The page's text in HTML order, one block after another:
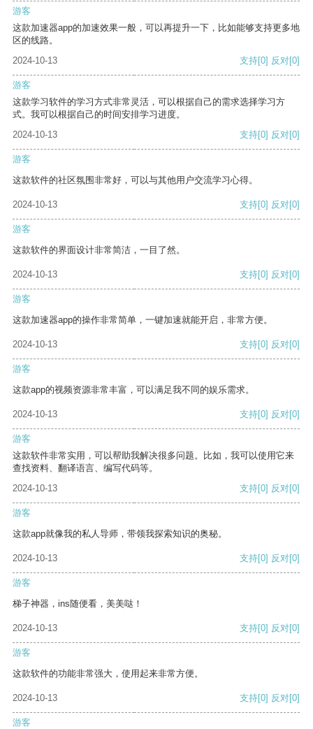
游客
这款加速器app的加速效果一般，可以再提升一下，比如能够支持更多地
区的线路。
2024-10-13
支持[0] 反对[0]
游客
这款学习软件的学习方式非常灵活，可以根据自己的需求选择学习方
式。我可以根据自己的时间安排学习进度。
2024-10-13
支持[0] 反对[0]
游客
这款软件的社区氛围非常好，可以与其他用户交流学习心得。
2024-10-13 支持[0] 反对[0]
游客
这款软件的界面设计非常简洁，一目了然。
2024-10-13 支持[0] 反对[0]
游客
这款加速器app的操作非常简单，一键加速就能开启，非常方便。
2024-10-13 支持[0] 反对[0]
游客
这款app的视频资源非常丰富，可以满足我不同的娱乐需求。
2024-10-13 支持[0] 反对[0]
游客
这款软件非常实用，可以帮助我解决很多问题。比如，我可以使用它来
查找资料、翻译语言、编写代码等。
2024-10-13
支持[0] 反对[0]
游客
这款app就像我的私人导师，带领我探索知识的奥秘。
2024-10-13 支持[0] 反对[0]
游客
梯子神器，ins随便看，美美哒！
2024-10-13 支持[0] 反对[0]
游客
这款软件的功能非常强大，使用起来非常方便。
2024-10-13 支持[0] 反对[0]
游客